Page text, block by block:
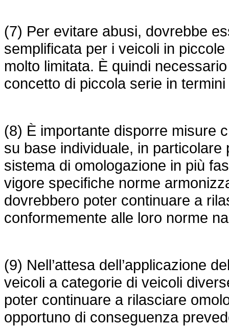
(7) Per evitare abusi, dovrebbe
semplificata per i veicoli in
molto limitata. È quindi
concetto di piccola serie in
(8) È importante disporre misure
su base individuale, in
sistema di omologazione in più
vigore specifiche norme
dovrebbero poter continuare a
conformemente alle loro norme
(9) Nell’attesa dell’applicazione
veicoli a categorie di veicoli
poter continuare a rilasciare
opportuno di conseguenza